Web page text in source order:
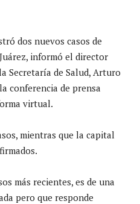
dos nuevos casos de
informó el director
Secretaría de Salud, Arturo
conferencia de prensa
virtual.
mientras que la capital
más recientes, es de una
pero que responde